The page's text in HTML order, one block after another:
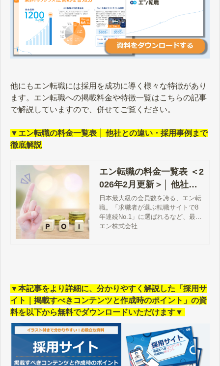
他にもエン転職には採用を成功に導く様々な特徴があり
ます。エン転職への掲載料金や特徴一覧はこちらの記事
で解説していますので、併せてご覧ください。
▼エン転職の料金一覧表 │ 他社との違い・採用事例まで
徹底解説
エン転職の料金一覧表 ＜2
026年2月更新＞│ 他社と
の違い・採用事例まで徹
底解説
日本最大級の会員数を誇る、エン転
職。「求職者が選ぶ転職サイトで8
年連続No.1」に選ばれるなど、最も
注目度が高い求人サイトです。そん
エン株式会社
▼本記事をより詳細に、分かりやすく解説した「採用サ
イト｜掲載すべきコンテンツと作成時のポイント」の資
料を以下から無料でダウンロードいただけます▼